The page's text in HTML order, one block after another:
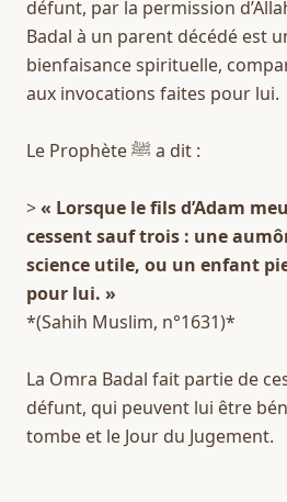
défunt, par la permission
Badal à un parent décédé est
bienfaisance spirituelle,
aux invocations faites pour lui.
Le Prophète ﷺ a dit :
> « Lorsque le fils d’Adam
cessent sauf trois : une
science utile, ou un enfant
pour lui. »
*(Sahih Muslim, n°1631)*
La Omra Badal fait partie de
défunt, qui peuvent lui être
tombe et le Jour du Jugement.